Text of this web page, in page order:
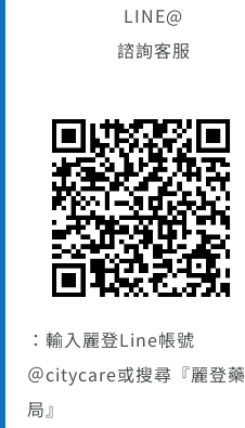
LINE@
諮詢客服
：輸入麗登Line帳號
＠citycare或搜尋『麗登藥
局』